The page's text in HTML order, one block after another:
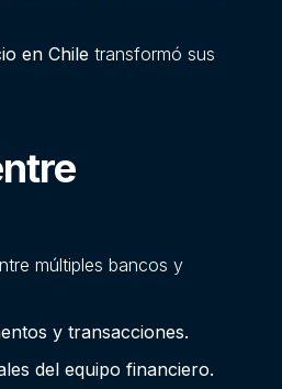
en Chile transformó sus
múltiples bancos y
y transacciones.
del equipo financiero.